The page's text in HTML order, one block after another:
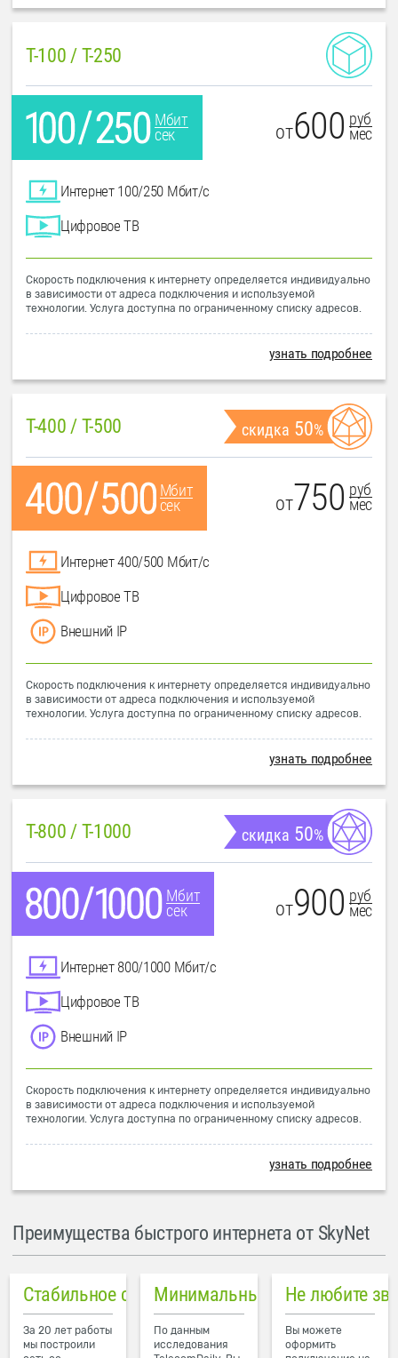
T-100 / T-250
Мбит
сек
от600 руб
мес
Интернет 100/250 Мбит/с
Цифровое ТВ
Скорость подключения к интернету определяется индивидуально
в зависимости от адреса подключения и используемой
технологии. Услуга доступна по ограниченному списку адресов.
узнать подробнее
T-400 / T-500 скидка 50%
Мбит
сек
от750 руб
мес
Интернет 400/500 Мбит/с
Цифровое ТВ
Внешний IP
Скорость подключения к интернету определяется индивидуально
в зависимости от адреса подключения и используемой
технологии. Услуга доступна по ограниченному списку адресов.
узнать подробнее
T-800 / T-1000 скидка 50%
Мбит
сек
от900 руб
мес
Интернет 800/1000 Мбит/с
Цифровое ТВ
Внешний IP
Скорость подключения к интернету определяется индивидуально
в зависимости от адреса подключения и используемой
технологии. Услуга доступна по ограниченному списку адресов.
узнать подробнее
Преимущества быстрого интернета от SkyNet
Стабильное соединение
За 20 лет работы
мы построили
Минимальный пинг в городе
По данным
исследования
Не любите
Вы можете
оформить